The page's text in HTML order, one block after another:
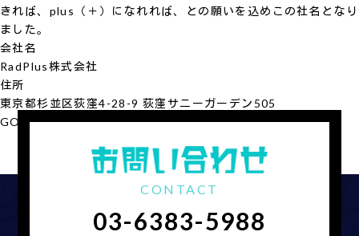
きれば、plus（＋）になれれば、との願いを込めこの社名となり
ました。
会社名
RadPlus株式会社
住所
東京都杉並区荻窪4-28-9 荻窪サニーガーデン505
GOOGLE MAP
会社概要を見る
CONTACT
03-6383-5988